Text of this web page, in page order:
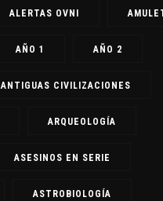
ALERTAS OVNI
AÑO 1 AÑO 2
ANTIGUAS CIVILIZACIONES
ARQUEOLOGÍA
ASESINOS EN SERIE
ASTROBIOLOGÍA